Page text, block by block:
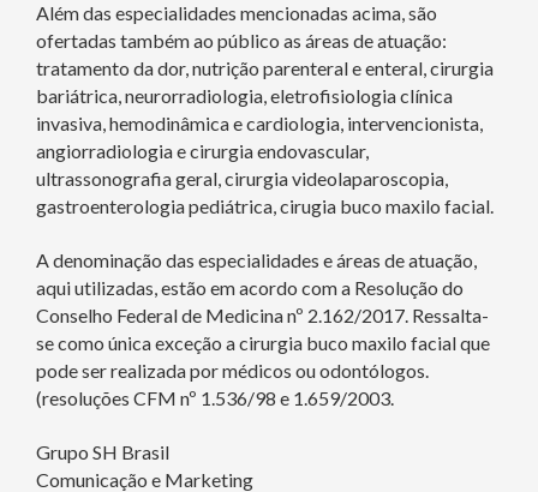
Além das especialidades mencionadas acima, são
ofertadas também ao público as áreas de atuação:
tratamento da dor, nutrição parenteral e enteral, cirurgia
bariátrica, neurorradiologia, eletrofisiologia clínica
invasiva, hemodinâmica e cardiologia, intervencionista,
angiorradiologia e cirurgia endovascular,
ultrassonografia geral, cirurgia videolaparoscopia,
gastroenterologia pediátrica, cirugia buco maxilo facial.
A denominação das especialidades e áreas de atuação,
aqui utilizadas, estão em acordo com a Resolução do
Conselho Federal de Medicina nº 2.162/2017. Ressalta-
se como única exceção a cirurgia buco maxilo facial que
pode ser realizada por médicos ou odontólogos.
(resoluções CFM nº 1.536/98 e 1.659/2003.
Grupo SH Brasil
Comunicação e Marketing